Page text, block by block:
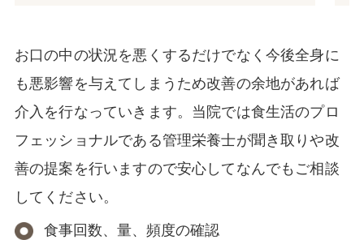
お口の中の状況を悪くするだけでなく今後全身に
も悪影響を与えてしまうため改善の余地があれば
介入を行なっていきます。当院では食生活のプロ
フェッショナルである管理栄養士が聞き取りや改
善の提案を行いますので安心してなんでもご相談
してください。
食事回数、量、頻度の確認